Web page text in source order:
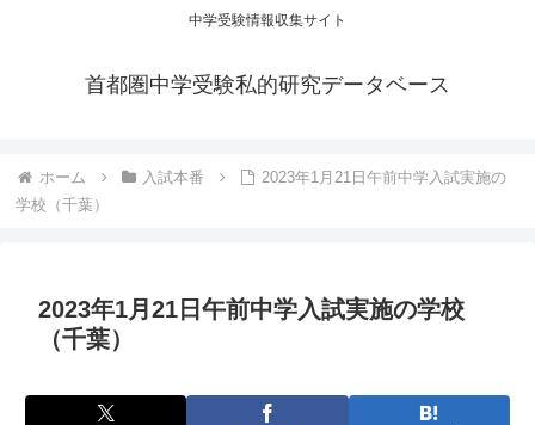
中学受験情報収集サイト
首都圏中学受験私的研究データベース
ホーム 入試本番
2023年1月21日午前中学入試実施の
学校（千葉）
2023年1月21日午前中学入試実施の学校
（千葉）